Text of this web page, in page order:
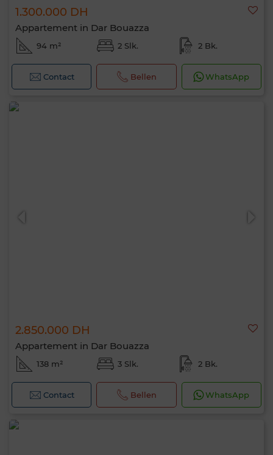
1.300.000 DH
Appartement in Dar Bouazza
94 m² 2 Slk. 2 Bk.
Contact Bellen WhatsApp
2.850.000 DH
Appartement in Dar Bouazza
138 m² 3 Slk. 2 Bk.
Contact Bellen WhatsApp